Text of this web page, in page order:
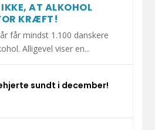
AT ALKOHOL
KRÆFT!
får mindst 1.100 danskere
Alligevel viser en...
sundt i december!